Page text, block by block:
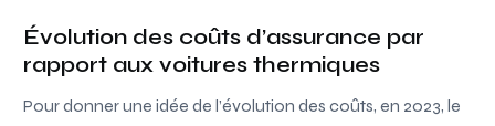
Évolution des coûts d’assurance par
rapport aux voitures thermiques
Pour donner une idée de l’évolution des coûts, en 2023, le